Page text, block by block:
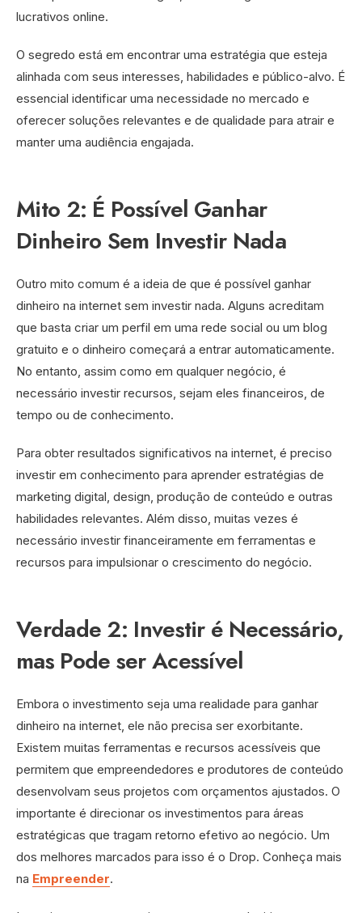
lucrativos online.
O segredo está em encontrar uma estratégia que esteja
alinhada com seus interesses, habilidades e público-alvo. É
essencial identificar uma necessidade no mercado e
oferecer soluções relevantes e de qualidade para atrair e
manter uma audiência engajada.
Mito 2: É Possível Ganhar
Dinheiro Sem Investir Nada
Outro mito comum é a ideia de que é possível ganhar
dinheiro na internet sem investir nada. Alguns acreditam
que basta criar um perfil em uma rede social ou um blog
gratuito e o dinheiro começará a entrar automaticamente.
No entanto, assim como em qualquer negócio, é
necessário investir recursos, sejam eles financeiros, de
tempo ou de conhecimento.
Para obter resultados significativos na internet, é preciso
investir em conhecimento para aprender estratégias de
marketing digital, design, produção de conteúdo e outras
habilidades relevantes. Além disso, muitas vezes é
necessário investir financeiramente em ferramentas e
recursos para impulsionar o crescimento do negócio.
Verdade 2: Investir é Necessário,
mas Pode ser Acessível
Embora o investimento seja uma realidade para ganhar
dinheiro na internet, ele não precisa ser exorbitante.
Existem muitas ferramentas e recursos acessíveis que
permitem que empreendedores e produtores de conteúdo
desenvolvam seus projetos com orçamentos ajustados. O
importante é direcionar os investimentos para áreas
estratégicas que tragam retorno efetivo ao negócio. Um
dos melhores marcados para isso é o Drop. Conheça mais
na Empreender.